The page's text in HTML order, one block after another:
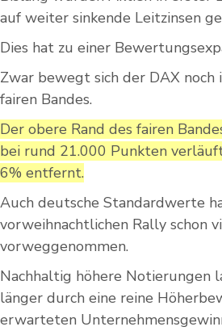
auf weiter sinkende Leitzinsen
Dies hat zu einer
Zwar bewegt sich der DAX noch
fairen Bandes.
Der obere Rand des fairen
bei rund 21.000 Punkten
6% entfernt.
Auch deutsche Standardwerte
vorweihnachtlichen Rally schon
vorweggenommen.
Nachhaltig höhere Notierungen
länger durch eine reine
erwarteten